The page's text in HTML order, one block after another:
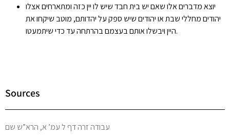
יוצא מדברים אלו שאם יש בית חבד שיש לו יין כזה ומתארחים אצלו
יהודים מחללי שבת או יהודים שיש ספק על יהדותם, מוטב שיקחו את
היין ויבשלו אותם בעצמם בהרתחה עד כדי שיתמעטו.
Sources
עבודה זרה דף ל עמ’ א, הרא”ש שם